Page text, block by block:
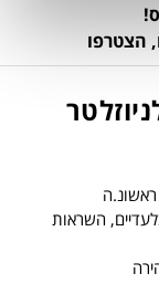
הצטרפו
השראות